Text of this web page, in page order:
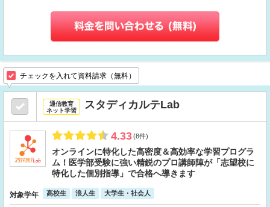
チェックを入れて資料請求（無料）
通信教育
ネット学習
スタディカルテLab
4.33(8件)
オンラインに特化した高密度＆高効率な学習プログラ
ム！医学部受験に強い精鋭のプロ講師陣が「志望校に
特化した個別指導」で合格へ導きます
対象学年 高校生 浪人生 大学生・社会人